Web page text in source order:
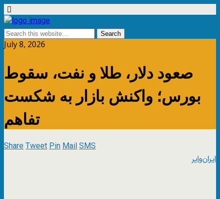
July 8, 2026
صعود دلار، طلا و نفت، سقوط
بورس؛ واکنش بازار به شکست
تفاهم
ShareTweetPinMailSMS
ایران‌وایر